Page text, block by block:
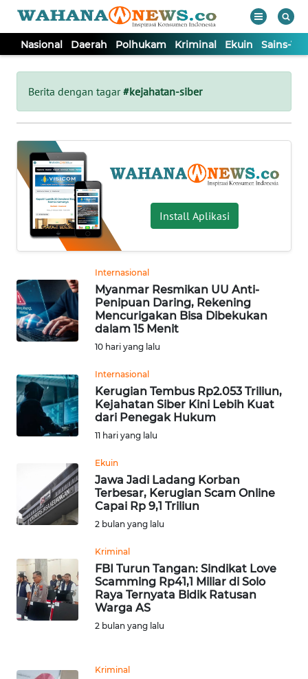
Nasional Daerah Polhukam Kriminal Ekuin Sains-
Berita dengan tagar#kejahatan-siber
Install Aplikasi
Internasional
Myanmar Resmikan UU Anti-
Penipuan Daring, Rekening
Mencurigakan Bisa Dibekukan
dalam 15 Menit
10 hari yang lalu
Internasional
Kerugian Tembus Rp2.053 Triliun,
Kejahatan Siber Kini Lebih Kuat
dari Penegak Hukum
11 hari yang lalu
Ekuin
Jawa Jadi Ladang Korban
Terbesar, Kerugian Scam Online
Capai Rp 9,1 Triliun
2 bulan yang lalu
Kriminal
FBI Turun Tangan: Sindikat Love
Scamming Rp41,1 Miliar di Solo
Raya Ternyata Bidik Ratusan
Warga AS
2 bulan yang lalu
Kriminal
Tutup
NASIONAL
DAERAH
POLHUKAM
KRIMINAL
EKUIN
SAINS-TEKNO
INTERNASIONAL
SERBA-SERBI
PENDIDIKAN
OLAHRAGA
EDITORIAL
Informasi